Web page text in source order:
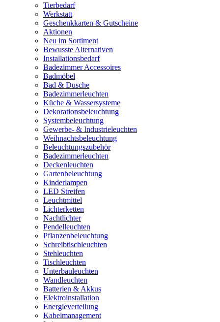
Tierbedarf
Werkstatt
Geschenkkarten & Gutscheine
Aktionen
Neu im Sortiment
Bewusste Alternativen
Installationsbedarf
Badezimmer Accessoires
Badmöbel
Bad & Dusche
Badezimmerleuchten
Küche & Wassersysteme
Dekorationsbeleuchtung
Systembeleuchtung
Gewerbe- & Industrieleuchten
Weihnachtsbeleuchtung
Beleuchtungszubehör
Badezimmerleuchten
Deckenleuchten
Gartenbeleuchtung
Kinderlampen
LED Streifen
Leuchtmittel
Lichterketten
Nachtlichter
Pendelleuchten
Pflanzenbeleuchtung
Schreibtischleuchten
Stehleuchten
Tischleuchten
Unterbauleuchten
Wandleuchten
Batterien & Akkus
Elektroinstallation
Energieverteilung
Kabelmanagement